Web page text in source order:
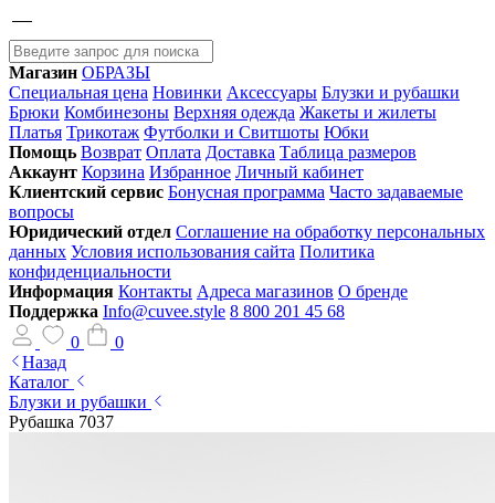
Магазин ОБРАЗЫ
Специальная цена Новинки Аксессуары Блузки и рубашки
Брюки Комбинезоны Верхняя одежда Жакеты и жилеты
Платья Трикотаж Футболки и Свитшоты Юбки
Помощь Возврат Оплата Доставка Таблица размеров
Аккаунт Корзина Избранное Личный кабинет
Клиентский сервис Бонусная программа Часто задаваемые
вопросы
Юридический отдел Соглашение на обработку персональных
данных Условия использования сайта Политика
конфиденциальности
Информация Контакты Адреса магазинов О бренде
Поддержка Info@cuvee.style 8 800 201 45 68
0
0
Назад
Каталог
Блузки и рубашки
Рубашка 7037